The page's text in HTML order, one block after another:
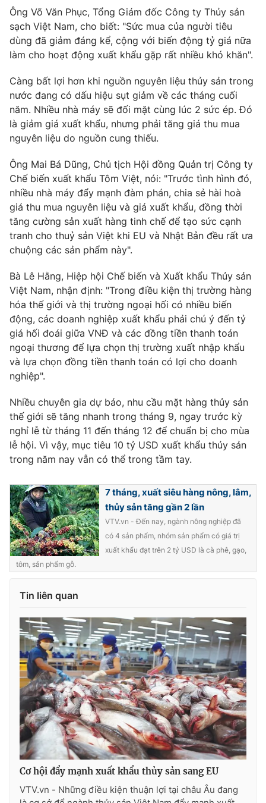
Phim VTV
Hậu trường
Nhân vật
Khán giả
Giải sao mai
Giải trí
Điện ảnh
Sao
Đời sống
Du lịch
Làm đẹp
Chất lượng cuộc sống
Giáo dục
Tuyển sinh
Học trực tuyến
Công nghệ
Hitech Công nghệ tương lai
Sản phẩm
Thị trường
Tư vấn
Lịch phát sóng
Chuyên mục khác
Emagazine Podcast
Photo Infographic
Video Shorts video
VTV Money VTV Thể thao
Thị trường 24h Tấm lòng Việt
VTV4 Vươn mình bằng AI
VTV9 VTV8
Liên hệ tòa soạn English
THỜI BÁO VTV
Theo dõi báo trên
Cơ quan chủ quản:Đài Truyền hình Việt Nam
Cơ quan báo chí:Thời báo VTV
Giấy phép hoạt động báo in và báo điện tử số 483/GP-BTTTT
cấp ngày 29/12/2023
Tổng Biên tập:Vũ Thanh Thủy
Phó Tổng Biên tập:
Nguyễn Thị Mỹ Hạnh, Phạm Quốc Thắng,
Nguyễn Trọng Ninh
Tổng đài VTV:024.38 355 931 - 024.38 355 932
Ông Võ Văn Phục, Tổng Giám đốc Công ty Thủy sản
sạch Việt Nam, cho biết: "Sức mua của người tiêu
dùng đã giảm đáng kể, cộng với biến động tỷ giá nữa
làm cho hoạt động xuất khẩu gặp rất nhiều khó khăn".
Càng bất lợi hơn khi nguồn nguyên liệu thủy sản trong
nước đang có dấu hiệu sụt giảm về các tháng cuối
năm. Nhiều nhà máy sẽ đối mặt cùng lúc 2 sức ép. Đó
là giảm giá xuất khẩu, nhưng phải tăng giá thu mua
nguyên liệu do nguồn cung thiếu.
Ông Mai Bá Dũng, Chủ tịch Hội đồng Quản trị Công ty
Chế biến xuất khẩu Tôm Việt, nói: "Trước tình hình đó,
nhiều nhà máy đẩy mạnh đàm phán, chia sẻ hài hoà
giá thu mua nguyên liệu và giá xuất khẩu, đồng thời
tăng cường sản xuất hàng tinh chế để tạo sức cạnh
tranh cho thuỷ sản Việt khi EU và Nhật Bản đều rất ưa
chuộng các sản phẩm này".
Bà Lê Hằng, Hiệp hội Chế biến và Xuất khẩu Thủy sản
Việt Nam, nhận định: "Trong điều kiện thị trường hàng
hóa thế giới và thị trường ngoại hối có nhiều biến
động, các doanh nghiệp xuất khẩu phải chú ý đến tỷ
giá hối đoái giữa VNĐ và các đồng tiền thanh toán
ngoại thương để lựa chọn thị trường xuất nhập khẩu
và lựa chọn đồng tiền thanh toán có lợi cho doanh
nghiệp".
Nhiều chuyên gia dự báo, nhu cầu mặt hàng thủy sản
thế giới sẽ tăng nhanh trong tháng 9, ngay trước kỳ
nghỉ lễ từ tháng 11 đến tháng 12 để chuẩn bị cho mùa
lễ hội. Vì vậy, mục tiêu 10 tỷ USD xuất khẩu thủy sản
trong năm nay vẫn có thể trong tầm tay.
7 tháng, xuất siêu hàng nông, lâm,
thủy sản tăng gần 2 lần
VTV.vn - Đến nay, ngành nông nghiệp đã
có 4 sản phẩm, nhóm sản phẩm có giá trị
xuất khẩu đạt trên 2 tỷ USD là cà phê, gạo,
tôm, sản phẩm gỗ.
Tin liên quan
Cơ hội đẩy mạnh xuất khẩu thủy sản sang EU
VTV.vn - Những điều kiện thuận lợi tại châu Âu đang